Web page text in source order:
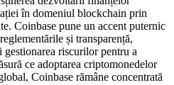
în domeniul blockchain prin
Coinbase pune un accent puternic
și transparență,
riscurilor pentru a
ce adoptarea criptomonedelor
Coinbase rămâne concentrată